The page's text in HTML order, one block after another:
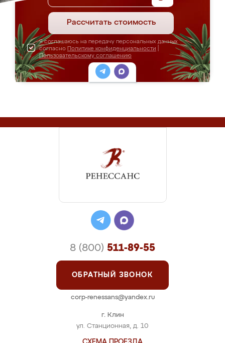
Рассчитать стоимость
Я соглашаюсь на передачу персональных данных
согласно Политике конфиденциальности
Пользовательскому соглашению
г. Клин
ул. Станционная, д. 10
8 (800) 511-89-55
ОБРАТНЫЙ ЗВОНОК
corp-renessans@yandex.ru